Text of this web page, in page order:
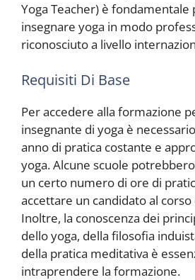
Yoga Teacher) è
insegnare yoga in modo
riconosciuto a livello
Requisiti Di Base
Per accedere alla formazione
insegnante di yoga è
anno di pratica costante e
yoga. Alcune scuole
un certo numero di ore di
accettare un candidato al
Inoltre, la conoscenza dei
dello yoga, della filosofia
della pratica meditativa è
intraprendere la formazione.